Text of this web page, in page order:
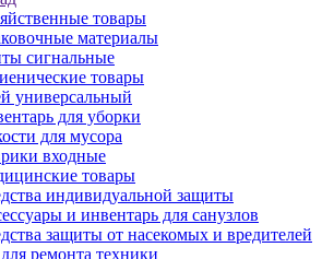
товары
материалы
сигнальные
товары
универсальный
для уборки
для мусора
входные
товары
индивидуальной защиты
и инвентарь для санузлов
защиты от насекомых и вредителей
ремонта техники